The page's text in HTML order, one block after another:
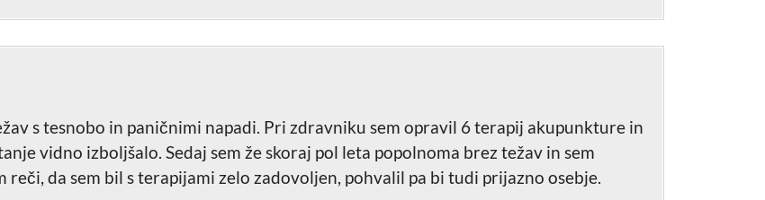
s tesnobo in paničnimi napadi. Pri zdravniku sem opravil 6 terapij akupunkture in
vidno izboljšalo. Sedaj sem že skoraj pol leta popolnoma brez težav in sem
reči, da sem bil s terapijami zelo zadovoljen, pohvalil pa bi tudi prijazno osebje.